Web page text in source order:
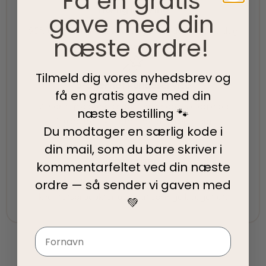
Hurtig levering
95% af alle ordrer pakkes og afsendes samme dag
som du bestiller.
5-Stjernet kundeservice
Vi har topscore på både Facebook, Google og
Trustpilot - Vi er her for at hjælpe dig
Fair priser
Vi tilbyder fair priser, så I kan nyde vores
kvalitetsprodukter uden at springe budgettet.
gave med din
næste ordre!
Tilmeld dig vores nyhedsbrev og
få en gratis gave med din
næste bestilling 🐾
Du modtager en særlig kode i
din mail, som du bare skriver i
kommentarfeltet ved din næste
ordre — så sender vi gaven med
💚
Navn